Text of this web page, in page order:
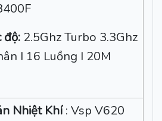
độ: 2.5Ghz Turbo 3.3Ghz
I 16 Luồng I 20M
Nhiệt Khí: Vsp V620